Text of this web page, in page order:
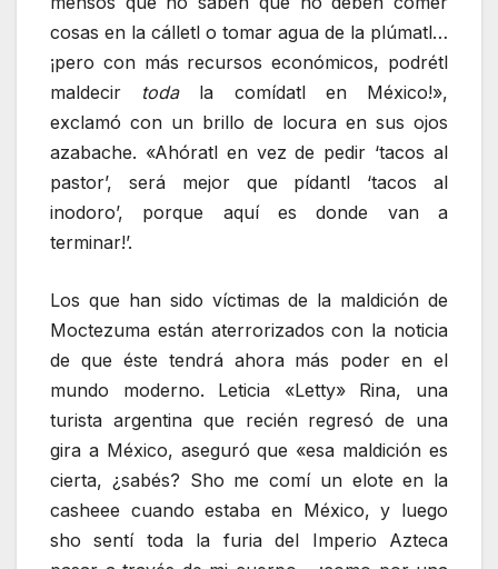
cosas en la cálletl o tomar agua de la plúmatl…
¡pero con más recursos económicos, podrétl
maldecir todala comídatl en México!»,
exclamó con un brillo de locura en sus ojos
azabache. «Ahóratl en vez de pedir ‘tacos al
pastor’, será mejor que pídantl ‘tacos al
inodoro’, porque aquí es donde van a
terminar!’.
Los que han sido víctimas de la maldición de
Moctezuma están aterrorizados con la noticia
de que éste tendrá ahora más poder en el
mundo moderno. Leticia «Letty» Rina, una
turista argentina que recién regresó de una
gira a México, aseguró que «esa maldición es
cierta, ¿sabés? Sho me comí un elote en la
casheee cuando estaba en México, y luego
sho sentí toda la furia del Imperio Azteca